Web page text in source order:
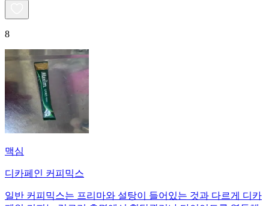
8
맥심
디카페인 커피믹스
일반 커피믹스는 프리마와 설탕이 들어있는 것과 다르게 디카